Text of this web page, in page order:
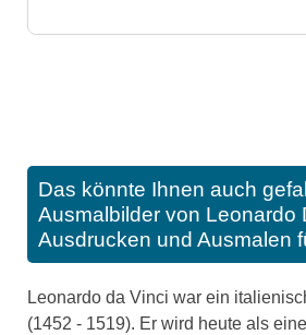
Das könnte Ihnen auch
Ausmalbilder von Leonardo
Ausdrucken und Ausmalen
Leonardo da Vinci war ein
(1452 - 1519). Er wird heute als